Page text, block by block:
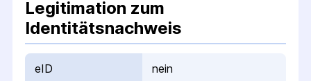
Legitimation zum
Identitätsnachweis
eID nein